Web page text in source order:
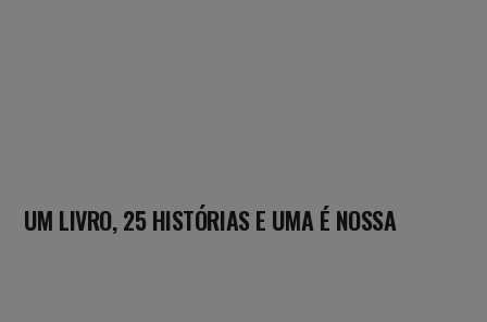
UM LIVRO, 25 HISTÓRIAS E UMA É NOSSA